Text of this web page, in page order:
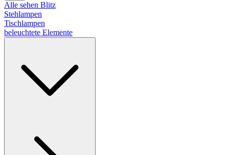
Alle sehen Blitz
Stehlampen
Tischlampen
beleuchtete Elemente